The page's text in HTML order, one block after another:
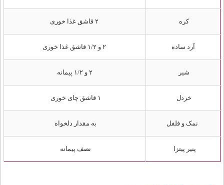
کره ۲ قاشق غذا خوری
آرد ساده ۲ و ۱/۲ قاشق غذا خوری
شیر
خردل ۱ قاشق چای‌ خوری
نمک و فلفل به مقدار دلخواه
پنیر پیتزا نصف پیمانه